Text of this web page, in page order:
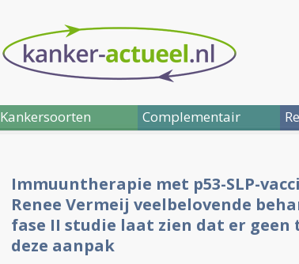
Kankersoorten Complementair
Immuuntherapie met p53-SLP-
Renee Vermeij veelbelovende
fase II studie laat zien dat er
deze aanpak